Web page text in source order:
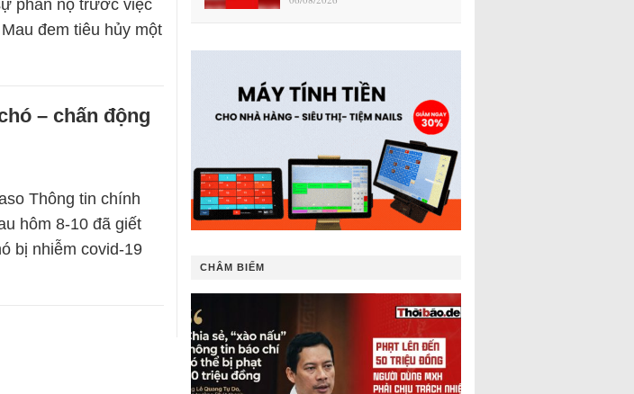
phẫn nộ trước việc
đem tiêu hủy một
– chấn động
Thông tin chính
hôm 8-10 đã giết
bị nhiễm covid-19
CHÂM BIẾM